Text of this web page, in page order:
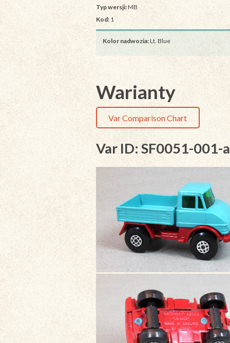
Typ wersji:MB
Kod: 1
Kolor nadwozia:Lt. Blue
Warianty
Var Comparison Chart
Var ID: SF0051-001-a